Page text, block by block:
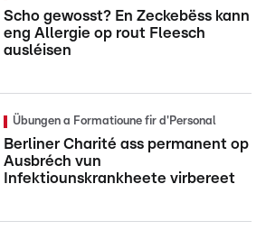
Scho gewosst? En Zeckebëss kann
eng Allergie op rout Fleesch
ausléisen
Übungen a Formatioune fir d'Personal
Berliner Charité ass permanent op
Ausbréch vun
Infektiounskrankheete virbereet